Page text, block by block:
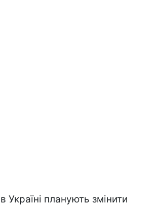
Україні планують змінити